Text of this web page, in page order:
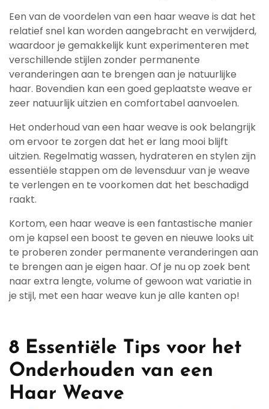
Een van de voordelen van een haar weave is dat het
relatief snel kan worden aangebracht en verwijderd,
waardoor je gemakkelijk kunt experimenteren met
verschillende stijlen zonder permanente
veranderingen aan te brengen aan je natuurlijke
haar. Bovendien kan een goed geplaatste weave er
zeer natuurlijk uitzien en comfortabel aanvoelen.
Het onderhoud van een haar weave is ook belangrijk
om ervoor te zorgen dat het er lang mooi blijft
uitzien. Regelmatig wassen, hydrateren en stylen zijn
essentiële stappen om de levensduur van je weave
te verlengen en te voorkomen dat het beschadigd
raakt.
Kortom, een haar weave is een fantastische manier
om je kapsel een boost te geven en nieuwe looks uit
te proberen zonder permanente veranderingen aan
te brengen aan je eigen haar. Of je nu op zoek bent
naar extra lengte, volume of gewoon wat variatie in
je stijl, met een haar weave kun je alle kanten op!
8 Essentiële Tips voor het
Onderhouden van een
Haar Weave